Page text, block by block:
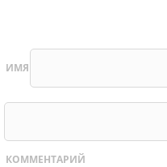
ИМЯ
КОММЕНТАРИЙ